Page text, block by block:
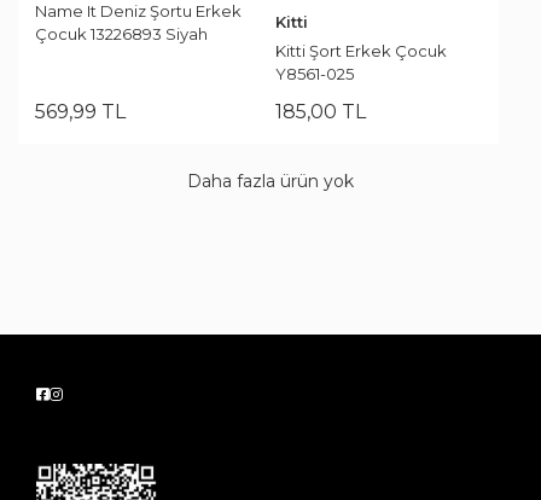
Name It Deniz Şortu Erkek
Çocuk 13226893 Siyah
569,99 TL
Kitti
Kitti Şort Erkek Çocuk
Y8561-025
185,00 TL
Daha fazla ürün yok